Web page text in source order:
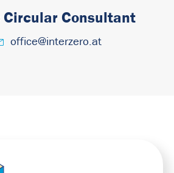
Circular Consultant
office@interzero.at